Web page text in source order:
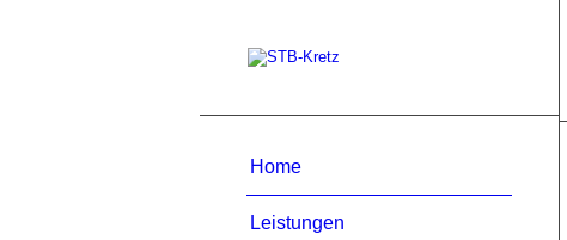
Home
Leistungen